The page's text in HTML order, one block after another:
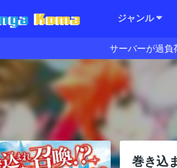
ジャンル
サーバーが過負
巻き込